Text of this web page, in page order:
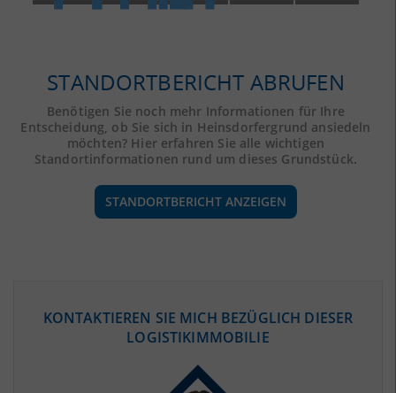
STANDORTBERICHT ABRUFEN
Benötigen Sie noch mehr Informationen für Ihre
Entscheidung, ob Sie sich in Heinsdorfergrund ansiedeln
möchten? Hier erfahren Sie alle wichtigen
Standortinformationen rund um dieses Grundstück.
STANDORTBERICHT ANZEIGEN
(STAND: 12/2019)
KONTAKTIEREN SIE MICH BEZÜGLICH DIESER
LOGISTIKIMMOBILIE